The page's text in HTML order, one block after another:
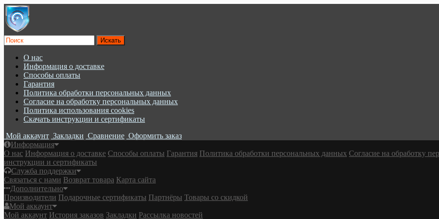
О нас
Информация о доставке
Cпособы оплаты
Гарантия
Политика обработки персональных данных
Согласие на обработку персональных данных
Политика использования cookies
Скачать инструкции и сертификаты
Мой аккаунт Закладки Сравнение Оформить заказ
Информация
О нас Информация о доставке Cпособы оплаты Гарантия Политика обработки персональных данных Согласие на обработку
инструкции и сертификаты
Служба поддержки
Связаться с нами Возврат товара Карта сайта
Дополнительно
Производители Подарочные сертификаты Партнёры Товары со скидкой
Мой аккаунт
Мой аккаунт История заказов Закладки Рассылка новостей